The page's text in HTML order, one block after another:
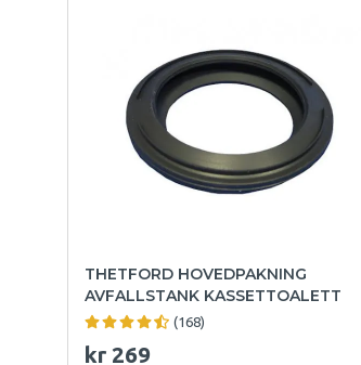
THETFORD HOVEDPAKNING
AVFALLSTANK KASSETTOALETT
(168)
kr 269